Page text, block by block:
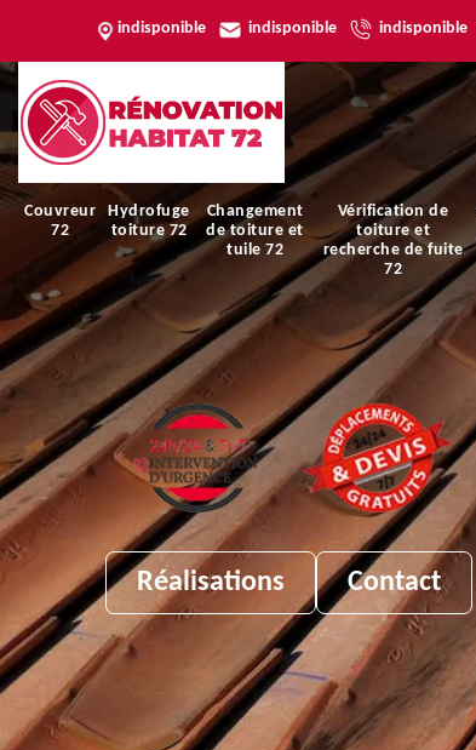
indisponible indisponible indisponible
Couvreur
72
Hydrofuge
toiture 72
Changement
de toiture et
tuile 72
Vérification de
toiture et
recherche de fuite
72
Réalisations Contact